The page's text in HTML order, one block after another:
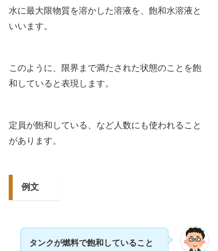
水に最大限物質を溶かした溶液を、飽和水溶液と
いいます。
このように、限界まで満たされた状態のことを飽
和していると表現します。
定員が飽和している、など人数にも使われること
があります。
例文
タンクが燃料で飽和していること